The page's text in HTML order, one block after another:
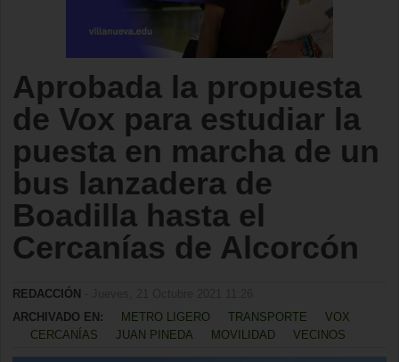
Aprobada la propuesta
de Vox para estudiar la
puesta en marcha de un
bus lanzadera de
Boadilla hasta el
Cercanías de Alcorcón
REDACCIÓN
ARCHIVADO EN:
METRO LIGERO TRANSPORTE
VOX
CERCANÍAS
JUAN PINEDA MOVILIDAD VECINOS